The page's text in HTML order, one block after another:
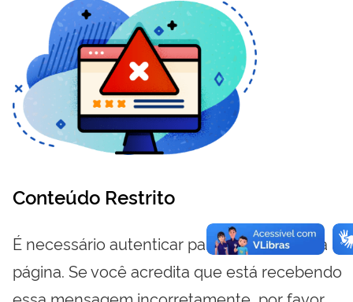
Conteúdo Restrito
É necessário autenticar para visualizar essa
página. Se você acredita que está recebendo